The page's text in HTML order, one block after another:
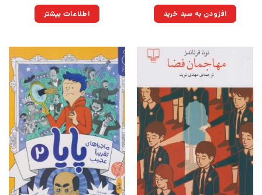
۴۵۰,۰۰۰تومان
بود.
۳۲۱,۷۵۰تومان.افزودن به سبد خرید اطلاعات بیشتر